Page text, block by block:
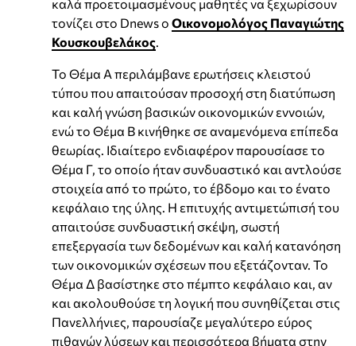
καλά προετοιμασμένους μαθητές να ξεχωρίσουν
τονίζει στο Dnews o Οικονομολόγος Παναγιώτης
Κουσκουβελάκος.
Το Θέμα Α περιλάμβανε ερωτήσεις κλειστού
τύπου που απαιτούσαν προσοχή στη διατύπωση
και καλή γνώση βασικών οικονομικών εννοιών,
ενώ το Θέμα Β κινήθηκε σε αναμενόμενα επίπεδα
θεωρίας. Ιδιαίτερο ενδιαφέρον παρουσίασε το
Θέμα Γ, το οποίο ήταν συνδυαστικό και αντλούσε
στοιχεία από το πρώτο, το έβδομο και το ένατο
κεφάλαιο της ύλης. Η επιτυχής αντιμετώπισή του
απαιτούσε συνδυαστική σκέψη, σωστή
επεξεργασία των δεδομένων και καλή κατανόηση
των οικονομικών σχέσεων που εξετάζονταν. Το
Θέμα Δ βασίστηκε στο πέμπτο κεφάλαιο και, αν
και ακολουθούσε τη λογική που συνηθίζεται στις
Πανελλήνιες, παρουσίαζε μεγαλύτερο εύρος
πιθανών λύσεων και περισσότερα βήματα στην